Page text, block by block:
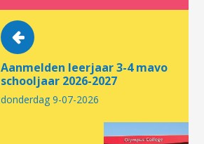
Aanmelden leerjaar 3-4 mavo
schooljaar 2026-2027
donderdag 9-07-2026